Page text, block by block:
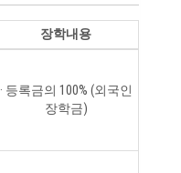
장학내용
· 등록금의 100% (외국인
장학금)